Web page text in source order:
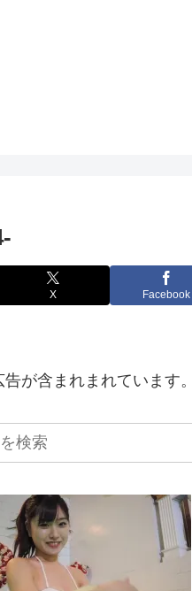
X Facebook
が含まれまれています。